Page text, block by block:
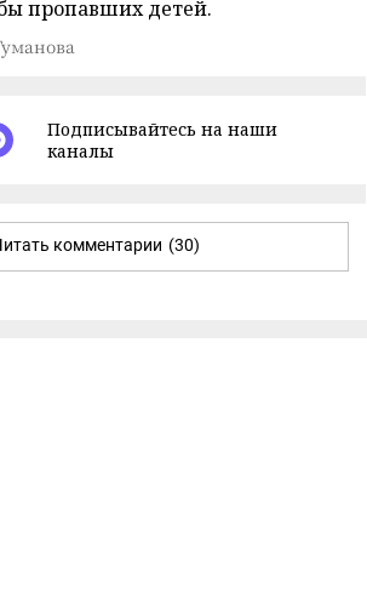
пропавших детей.
Подписывайтесь на наши
каналы
комментарии (30)